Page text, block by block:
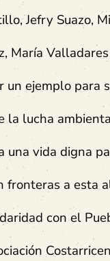
Jefry Suazo,
María
un ejemplo para
la lucha
una vida digna
fronteras a esta
con el